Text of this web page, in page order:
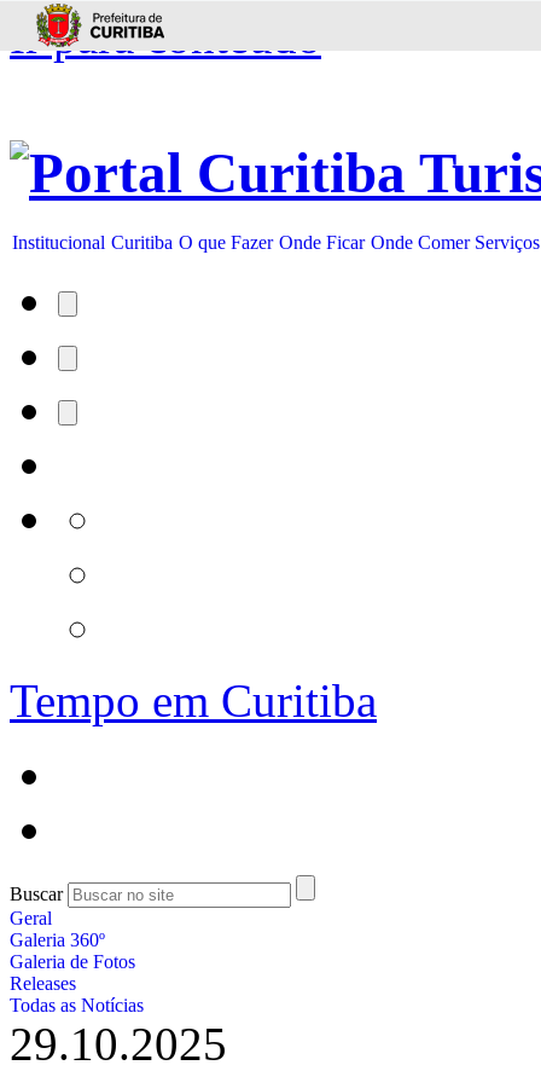
Ir para conteúdo
Institucional Curitiba O que Fazer Onde Ficar Onde Comer Serviços
Tempo em Curitiba
Buscar
Geral
Galeria 360º
Galeria de Fotos
Releases
Todas as Notícias
29.10.2025